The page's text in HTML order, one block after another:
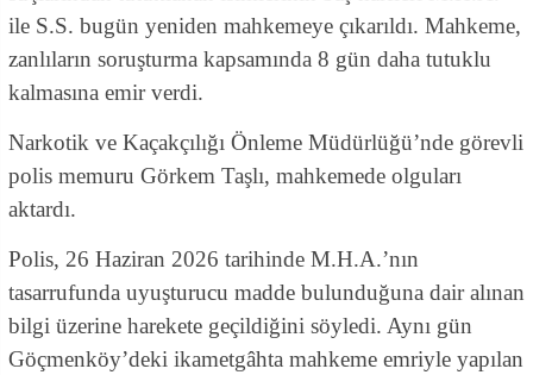
ile S.S. bugün yeniden mahkemeye çıkarıldı. Mahkeme,
zanlıların soruşturma kapsamında 8 gün daha tutuklu
kalmasına emir verdi.
Narkotik ve Kaçakçılığı Önleme Müdürlüğü’nde görevli
polis memuru Görkem Taşlı, mahkemede olguları
aktardı.
Polis, 26 Haziran 2026 tarihinde M.H.A.’nın
tasarrufunda uyuşturucu madde bulunduğuna dair alınan
bilgi üzerine harekete geçildiğini söyledi. Aynı gün
Göçmenköy’deki ikametgâhta mahkeme emriyle yapılan